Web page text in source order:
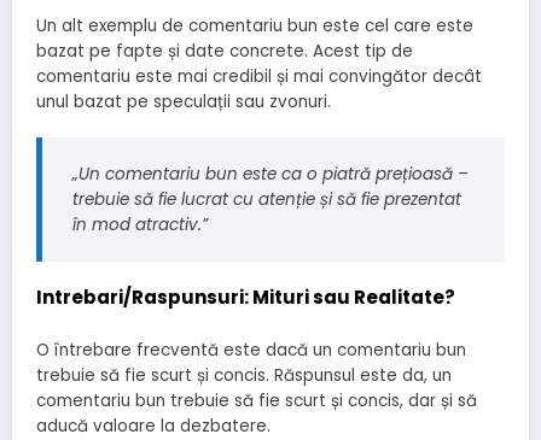
Un alt exemplu de comentariu bun este cel care este
bazat pe fapte și date concrete. Acest tip de
comentariu este mai credibil și mai convingător decât
unul bazat pe speculații sau zvonuri.
„Un comentariu bun este ca o piatră prețioasă –
trebuie să fie lucrat cu atenție și să fie prezentat
în mod atractiv.”
Intrebari/Raspunsuri: Mituri sau Realitate?
O întrebare frecventă este dacă un comentariu bun
trebuie să fie scurt și concis. Răspunsul este da, un
comentariu bun trebuie să fie scurt și concis, dar și să
aducă valoare la dezbatere.